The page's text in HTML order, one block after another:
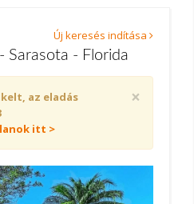
Új keresés indítása
Sarasota - Florida
×
az eladás
itt >